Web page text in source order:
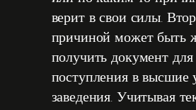
верит в свои силы.
причиной может быть
получить документ для
поступления в высшие
заведения. Учитывая